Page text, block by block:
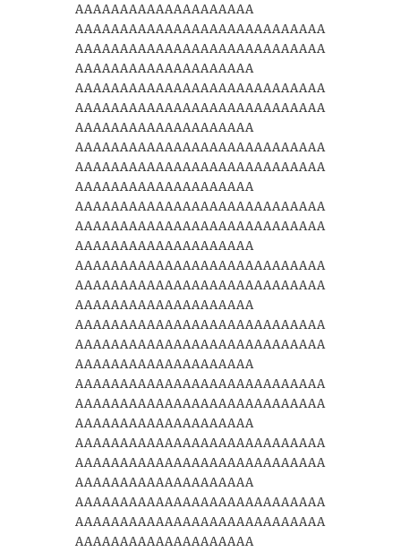
AAAAAAAAAAAAAAAAAAAA
AAAAAAAAAAAAAAAAAAAAAAAAAAAA
AAAAAAAAAAAAAAAAAAAAAAAAAAAA
AAAAAAAAAAAAAAAAAAAA
AAAAAAAAAAAAAAAAAAAAAAAAAAAA
AAAAAAAAAAAAAAAAAAAAAAAAAAAA
AAAAAAAAAAAAAAAAAAAA
AAAAAAAAAAAAAAAAAAAAAAAAAAAA
AAAAAAAAAAAAAAAAAAAAAAAAAAAA
AAAAAAAAAAAAAAAAAAAA
AAAAAAAAAAAAAAAAAAAAAAAAAAAA
AAAAAAAAAAAAAAAAAAAAAAAAAAAA
AAAAAAAAAAAAAAAAAAAA
AAAAAAAAAAAAAAAAAAAAAAAAAAAA
AAAAAAAAAAAAAAAAAAAAAAAAAAAA
AAAAAAAAAAAAAAAAAAAA
AAAAAAAAAAAAAAAAAAAAAAAAAAAA
AAAAAAAAAAAAAAAAAAAAAAAAAAAA
AAAAAAAAAAAAAAAAAAAA
AAAAAAAAAAAAAAAAAAAAAAAAAAAA
AAAAAAAAAAAAAAAAAAAAAAAAAAAA
AAAAAAAAAAAAAAAAAAAA
AAAAAAAAAAAAAAAAAAAAAAAAAAAA
AAAAAAAAAAAAAAAAAAAAAAAAAAAA
AAAAAAAAAAAAAAAAAAAA
AAAAAAAAAAAAAAAAAAAAAAAAAAAA
AAAAAAAAAAAAAAAAAAAAAAAAAAAA
AAAAAAAAAAAAAAAAAAAA